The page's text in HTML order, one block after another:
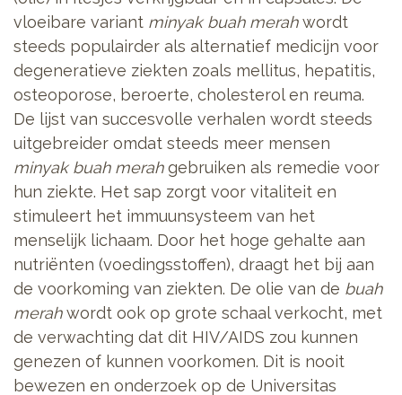
vloeibare variant minyak buah merahwordt
steeds populairder als alternatief medicijn voor
degeneratieve ziekten zoals mellitus, hepatitis,
osteoporose, beroerte, cholesterol en reuma.
De lijst van succesvolle verhalen wordt steeds
uitgebreider omdat steeds meer mensen
minyak buah merahgebruiken als remedie voor
hun ziekte. Het sap zorgt voor vitaliteit en
stimuleert het immuunsysteem van het
menselijk lichaam. Door het hoge gehalte aan
nutriënten (voedingsstoffen), draagt het bij aan
de voorkoming van ziekten. De olie van de buah
merahwordt ook op grote schaal verkocht, met
de verwachting dat dit HIV/AIDS zou kunnen
genezen of kunnen voorkomen. Dit is nooit
bewezen en onderzoek op de Universitas